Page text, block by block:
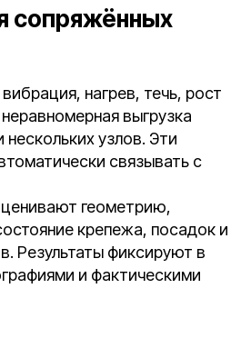
сопряжённых
нагрев, течь, рост
выгрузка
узлов. Эти
связывать с
геометрию,
крепежа, посадок и
Результаты фиксируют в
и фактическими